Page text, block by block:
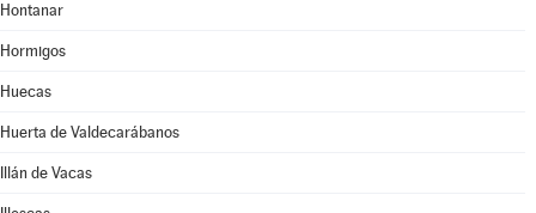
Hontanar
Hormigos
Huecas
Huerta de Valdecarábanos
Illán de Vacas